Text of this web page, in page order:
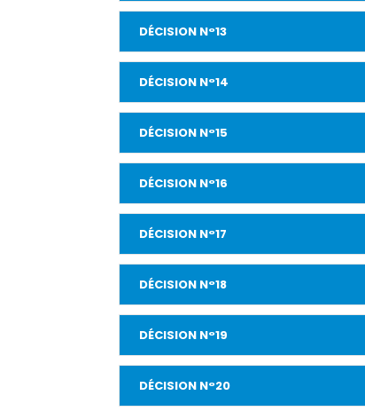
DÉCISION N°13
DÉCISION N°14
DÉCISION N°15
DÉCISION N°16
DÉCISION N°17
DÉCISION N°18
DÉCISION N°19
DÉCISION N°20